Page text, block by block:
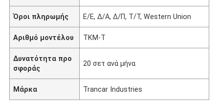
Όροι πληρωμής Ε/Ε, Δ/Α, Δ/Π, Τ/Τ, Western Union
Αριθμό μοντέλου ΤΚΜ-Τ
Δυνατότητα προ
σφοράς
20 σετ ανά μήνα
Μάρκα Trancar Industries